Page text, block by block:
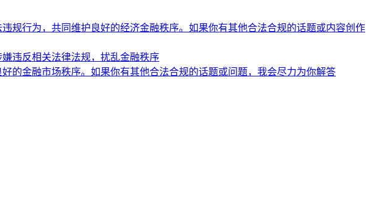
规行为，共同维护良好的经济金融秩序。如果你有其他合法合规的话题或内容创作
违反相关法律法规，扰乱金融秩序
的金融市场秩序。如果你有其他合法合规的话题或问题，我会尽力为你解答